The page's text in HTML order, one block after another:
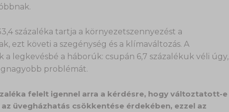
százaléka tartja a környezetszennyezést a
ezt követi a szegénység és a klímaváltozás. A
a legkevésbé a háborúk: csupán 6,7 százalékuk véli úgy,
problémát.
felelt igennel arra a kérdésre, hogy változtatott-e
üvegházhatás csökkentése érdekében, ezzel az